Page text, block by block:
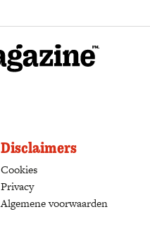
Disclaimers
Cookies
Privacy
Algemene voorwaarden